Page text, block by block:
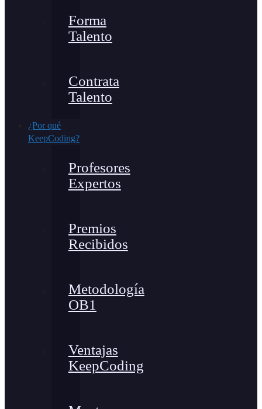
Forma
Talento
Contrata
Talento
¿Por qué
KeepCoding?
Profesores
Expertos
Premios
Recibidos
Metodología
OB1
Ventajas
KeepCoding